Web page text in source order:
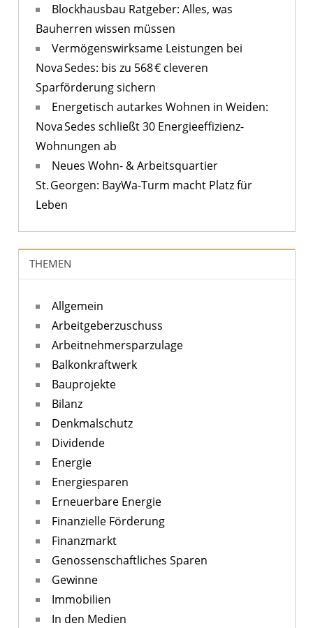
Blockhausbau Ratgeber: Alles, was
Bauherren wissen müssen
Vermögenswirksame Leistungen bei
Nova Sedes: bis zu 568 € cleveren
Sparförderung sichern
Energetisch autarkes Wohnen in Weiden:
Nova Sedes schließt 30 Energieeffizienz-
Wohnungen ab
Neues Wohn- & Arbeitsquartier
St. Georgen: BayWa-Turm macht Platz für
Leben
THEMEN
Allgemein
Arbeitgeberzuschuss
Arbeitnehmersparzulage
Balkonkraftwerk
Bauprojekte
Bilanz
Denkmalschutz
Dividende
Energie
Energiesparen
Erneuerbare Energie
Finanzielle Förderung
Finanzmarkt
Genossenschaftliches Sparen
Gewinne
Immobilien
In den Medien